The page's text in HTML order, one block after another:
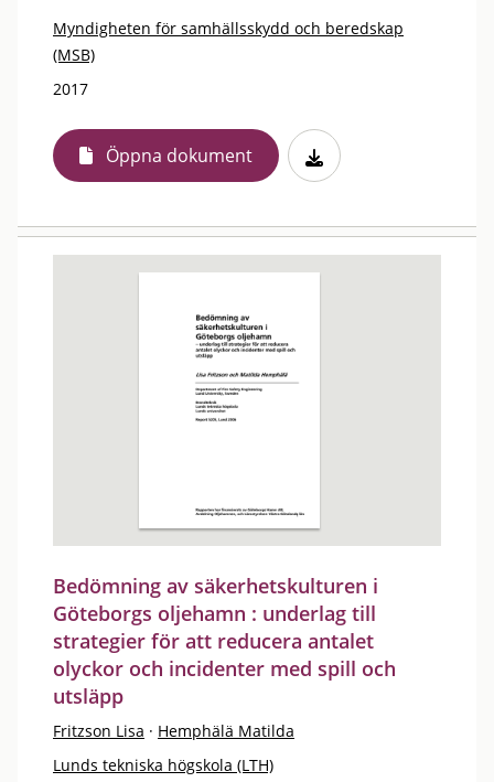
Myndigheten för samhällsskydd och beredskap
(MSB)
2017
Öppna dokument
Bedömning av säkerhetskulturen i
Göteborgs oljehamn : underlag till
strategier för att reducera antalet
olyckor och incidenter med spill och
utsläpp
Fritzson Lisa · Hemphälä Matilda
Lunds tekniska högskola (LTH)